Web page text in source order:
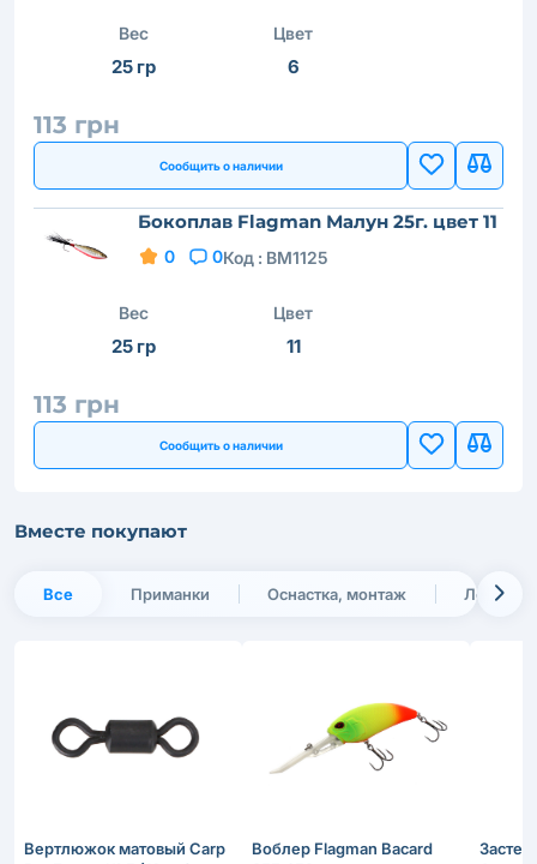
Вес
25 гр
Цвет
6
113 грн
Сообщить о наличии
Бокоплав Flagman Малун 25г. цвет 11
0 0Код : BM1125
Вес
25 гр
Цвет
11
113 грн
Сообщить о наличии
Вместе покупают
Все Приманки Оснастка, монтаж Леска и
Вертлюжок матовый Carp
Воблер Flagman Bacard